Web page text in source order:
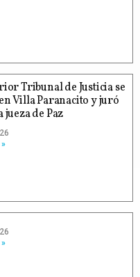
Tribunal de Justicia se
Villa Paranacito y juró
jueza de Paz